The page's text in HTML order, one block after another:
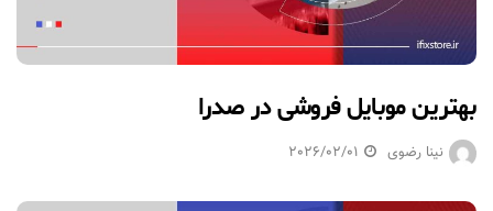
بهترین موبایل فروشی در صدرا
نینا رضوی 2026/02/01